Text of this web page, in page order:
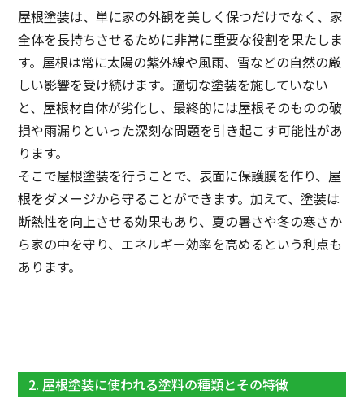
屋根塗装は、単に家の外観を美しく保つだけでなく、家
全体を長持ちさせるために非常に重要な役割を果たしま
す。屋根は常に太陽の紫外線や風雨、雪などの自然の厳
しい影響を受け続けます。適切な塗装を施していない
と、屋根材自体が劣化し、最終的には屋根そのものの破
損や雨漏りといった深刻な問題を引き起こす可能性があ
ります。
そこで屋根塗装を行うことで、表面に保護膜を作り、屋
根をダメージから守ることができます。加えて、塗装は
断熱性を向上させる効果もあり、夏の暑さや冬の寒さか
ら家の中を守り、エネルギー効率を高めるという利点も
あります。
2. 屋根塗装に使われる塗料の種類とその特徴